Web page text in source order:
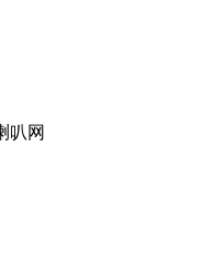
叭网